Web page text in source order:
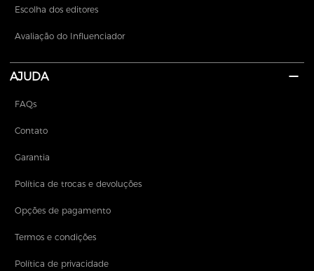
Escolha dos editores
Avaliação do Influenciador
AJUDA
FAQs
Contato
Garantia
Política de trocas e devoluções
Opções de pagamento
Termos e condições
Política de privacidade